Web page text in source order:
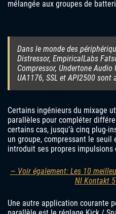
mélangée aux groupes de
Dans le monde des
Distressor, EmpiricalLabs
Compressor, Undertone
UA1176, SSL et API2500
Certains ingénieurs du mixage
parallèles pour compléter
certains cas, jusqu’à cinq plug-
un groupe, compressant le seuil
introduit ses propres impulsions
— Voir également: Les 10
NI Kontakt
Une autre application courante